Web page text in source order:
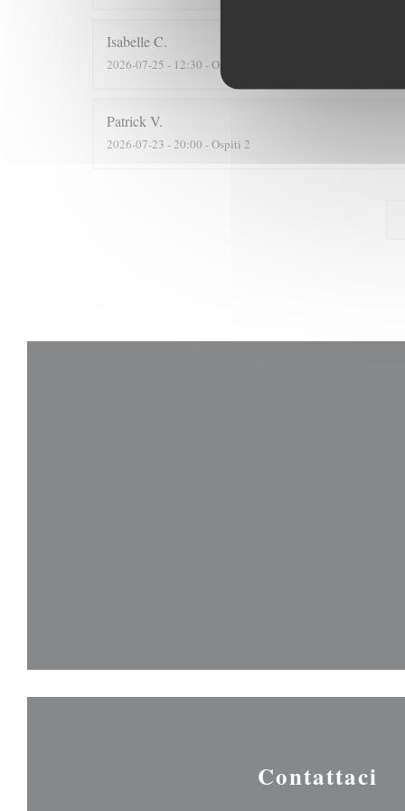
IsabelleC
2026-07-25 - 12:30 - Ospiti 7
Patrick V
2026-07-23 - 20:00 - Ospiti 2
Contattaci